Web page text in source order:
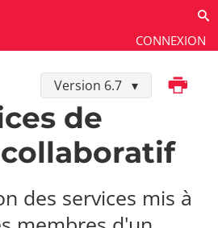
CONNEXION
Version 6.7Imprimer
Espaces collaboratifs
de
des services mis à